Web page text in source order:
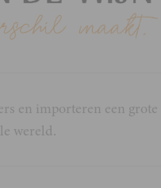
en importeren een grote
wereld.